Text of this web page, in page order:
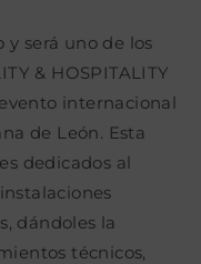
y será uno de los
& HOSPITALITY
evento internacional
de León. Esta
dedicados al
dándoles la
técnicos,